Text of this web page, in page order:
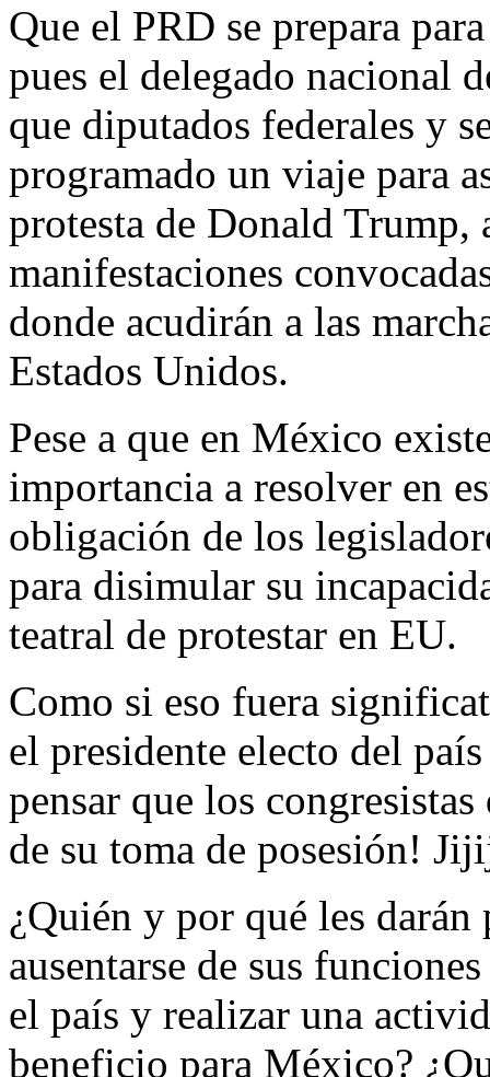
Que el PRD se prepara
pues el delegado nacional
que diputados federales y
programado un viaje para
protesta de Donald
manifestaciones
donde acudirán a las
Estados Unidos.
Pese a que en México
importancia a resolver en
obligación de los
para disimular su
teatral de protestar en EU.
Como si eso fuera
el presidente electo del
pensar que los
de su toma de posesión!
¿Quién y por qué les darán
ausentarse de sus
el país y realizar una
beneficio para México?